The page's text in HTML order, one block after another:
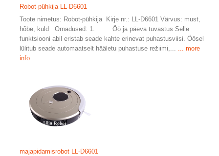
Robot-pühkija LL-D6601
Toote nimetus: Robot-pühkija Kirje nr.: LL-D6601 Värvus: must,
hõbe, kuld Omadused: 1. Öö ja päeva tuvastus Selle
funktsiooni abil eristab seade kahte erinevat puhastusviisi. Öösel
lülitub seade automaatselt hääletu puhastuse režiimi,... ... more
info
majapidamisrobot LL-D6601